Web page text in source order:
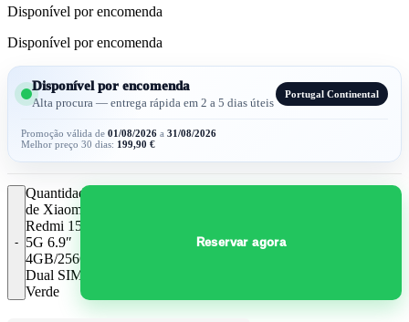
Disponível por encomenda
Disponível por encomenda
Disponível por encomenda
Alta procura — entrega rápida em 2 a 5 dias úteis
Portugal Continental
Promoção válida de 01/08/2026 a 31/08/2026
Melhor preço 30 dias: 199,90 €
Quantidade
de Xiaomi
Redmi 15C
5G 6.9″
4GB/256GB
Dual SIM
Verde
Reservar agora